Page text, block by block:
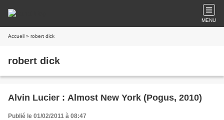
MENU
Accueil » robert dick
robert dick
Alvin Lucier : Almost New York (Pogus, 2010)
Publié le 01/02/2011 à 08:47